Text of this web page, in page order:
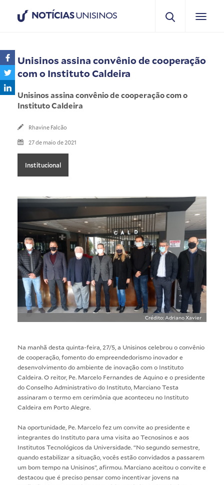
NOTÍCIASUNISINOS
Unisinos assina convênio de cooperação
com o Instituto Caldeira
Unisinos assina convênio de cooperação com o
Instituto Caldeira
Rhavine Falcão
27 de maio de 2021
Institucional
Crédito: Adriano Xavier
Na manhã desta quinta-feira, 27/5, a Unisinos celebrou o convênio
de cooperação, fomento do empreendedorismo inovador e
desenvolvimento do ambiente de inovação com o Instituto
Caldeira. O reitor, Pe. Marcelo Fernandes de Aquino e o presidente
do Conselho Administrativo do Instituto, Marciano Testa
assinaram o termo em cerimônia que aconteceu no Instituto
Caldeira em Porto Alegre.
Na oportunidade, Pe. Marcelo fez um convite ao presidente e
integrantes do Instituto para uma visita ao Tecnosinos e aos
Institutos Tecnológicos da Universidade. “No segundo semestre,
quando estabilizar a situação, vocês estão convidados a passarem
um bom tempo na Unisinos”, afirmou. Marciano aceitou o convite e
destacou que é preciso pensar como incentivar jovens na